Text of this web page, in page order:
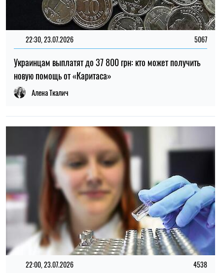
22:00, 23.07.2026
Ученые нашли способ обнаруживать 90% случаев рака
поджелудочной железы на ранней стадии
Елена Расенко